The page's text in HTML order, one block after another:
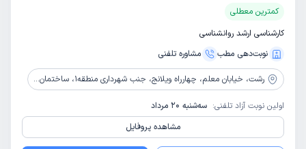
کمترین معطلی
کارشناسی ارشد روانشناسی
نوبت‌دهی مطب
مشاوره‌ تلفنی
رشت، خیابان معلم، چهارراه ویلانج، جنب شهرداری منطقه1، ساختمان حامد، واحد 4
اولین نوبت آزاد تلفنی: سه‌شنبه 20 مرداد
مشاهده پروفایل